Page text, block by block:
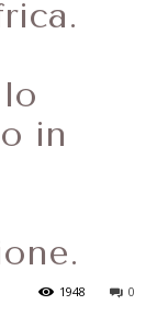
in
0
1948